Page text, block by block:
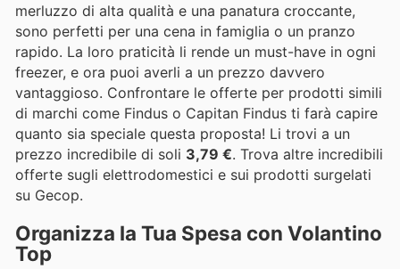
merluzzo di alta qualità e una panatura croccante,
sono perfetti per una cena in famiglia o un pranzo
rapido. La loro praticità li rende un must-have in ogni
freezer, e ora puoi averli a un prezzo davvero
vantaggioso. Confrontare le offerte per prodotti simili
di marchi come Findus o Capitan Findus ti farà capire
quanto sia speciale questa proposta! Li trovi a un
prezzo incredibile di soli 3,79 €. Trova altre incredibili
offerte sugli elettrodomestici e sui prodotti surgelati
su Gecop.
Organizza la Tua Spesa con Volantino
Top